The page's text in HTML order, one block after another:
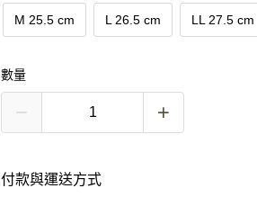
M 25.5 cm L 26.5 cm LL 27.5 cm
數量
付款與運送方式